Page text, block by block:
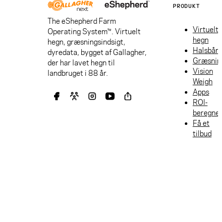
The eShepherd Farm
Operating System™. Virtuelt
hegn, græsningsindsigt,
dyredata, bygget af Gallagher,
der har lavet hegn til
landbruget i 88 år.
PRODUKT
Virtuelt
hegn
Vision
Weigh
Apps
ROI-
beregner
Få et
tilbud